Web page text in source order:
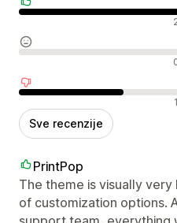
1
Sve recenzije
PrintPop
The theme is visually
of customization options.